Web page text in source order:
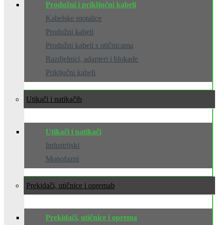
Produžni i priključni kabeli
Kabelske motalice
Produžni kabeli
Produžni kabeli s utičnicama
Razdjelnici, adapteri i blokade
Priključni kabeli
Utikači i natikači
Utikači i natikači
Industrijski
Monofazni
Prekidači, utičnice i oprema
Prekidači, utičnice i oprema